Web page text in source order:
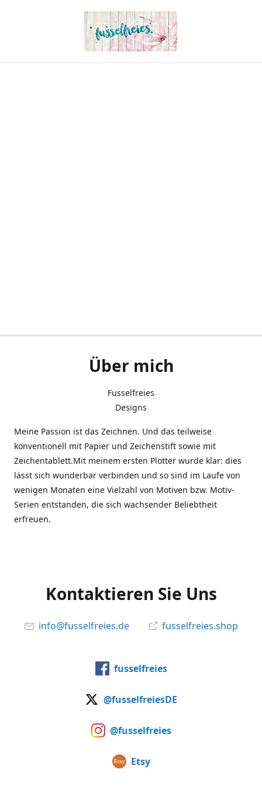
Über mich
Fusselfreies
Designs
Meine Passion ist das Zeichnen. Und das teilweise
konventionell mit Papier und Zeichenstift sowie mit
Zeichentablett.Mit meinem ersten Plotter wurde klar: dies
lässt sich wunderbar verbinden und so sind im Laufe von
wenigen Monaten eine Vielzahl von Motiven bzw. Motiv-
Serien entstanden, die sich wachsender Beliebtheit
erfreuen.
Kontaktieren Sie Uns
info@fusselfreies.de fusselfreies.shop
fusselfreies
@fusselfreiesDE
@fusselfreies
Etsy